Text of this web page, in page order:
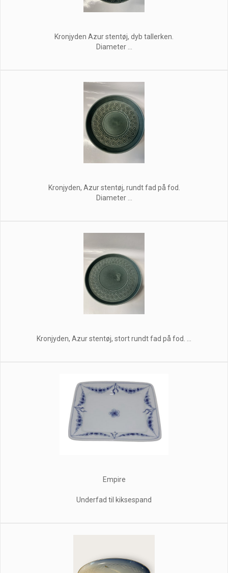
Kronjyden Azur stentøj, dyb tallerken.
Diameter ...
Kronjyden, Azur stentøj, rundt fad på fod.
Diameter ...
Kronjyden, Azur stentøj, stort rundt fad på fod. ...
Empire
Underfad til kiksespand